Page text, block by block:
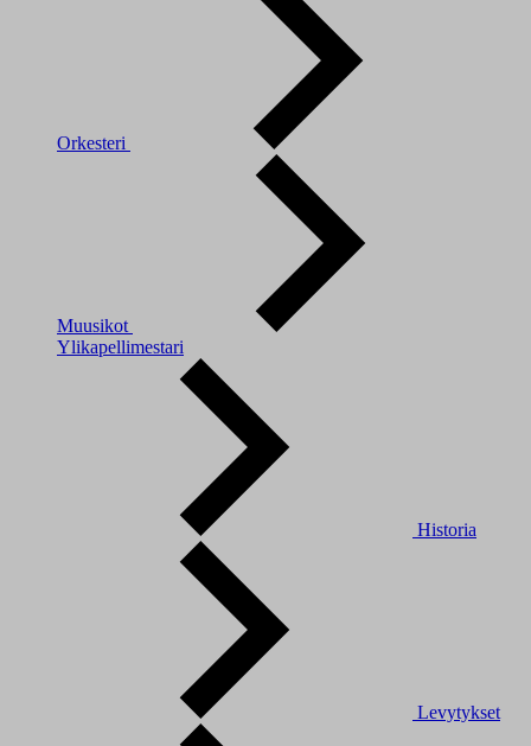
Orkesteri
Muusikot
Ylikapellimestari
Historia
Levytykset